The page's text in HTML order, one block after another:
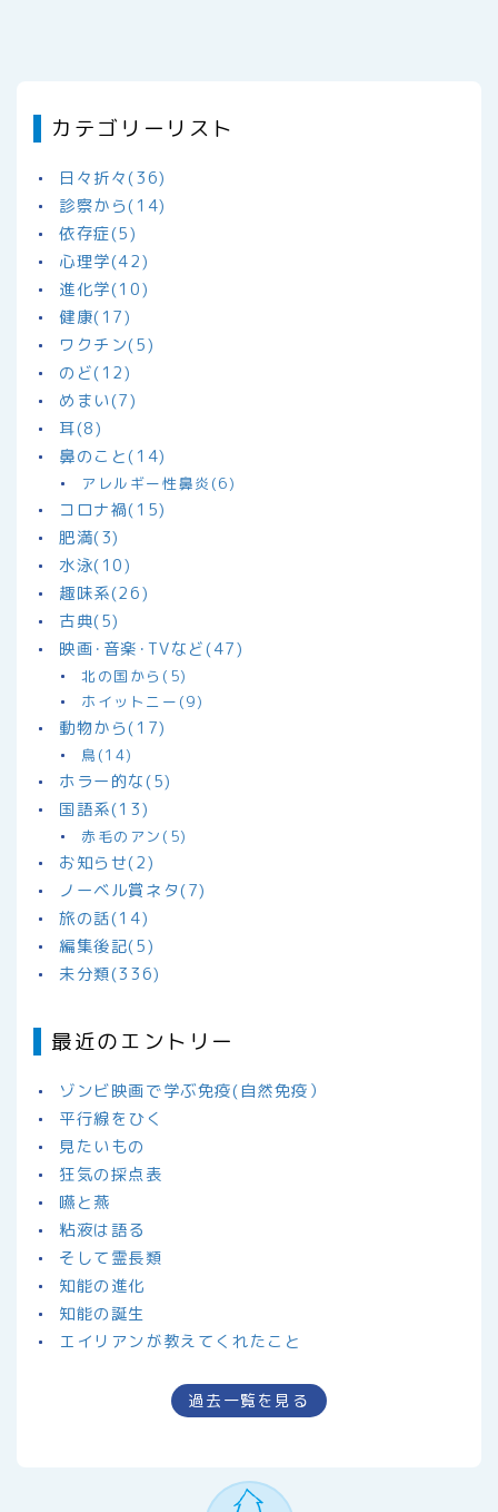
カテゴリーリスト
日々折々(36)
診察から(14)
依存症(5)
心理学(42)
進化学(10)
健康(17)
ワクチン(5)
のど(12)
めまい(7)
耳(8)
鼻のこと(14)
アレルギー性鼻炎(6)
コロナ禍(15)
肥満(3)
水泳(10)
趣味系(26)
古典(5)
映画･音楽･TVなど(47)
北の国から(5)
ホイットニー(9)
動物から(17)
鳥(14)
ホラー的な(5)
国語系(13)
赤毛のアン(5)
お知らせ(2)
ノーベル賞ネタ(7)
旅の話(14)
編集後記(5)
未分類(336)
最近のエントリー
ゾンビ映画で学ぶ免疫(自然免疫）
平行線をひく
見たいもの
狂気の採点表
嚥と燕
粘液は語る
そして霊長類
知能の進化
知能の誕生
エイリアンが教えてくれたこと
過去一覧を見る